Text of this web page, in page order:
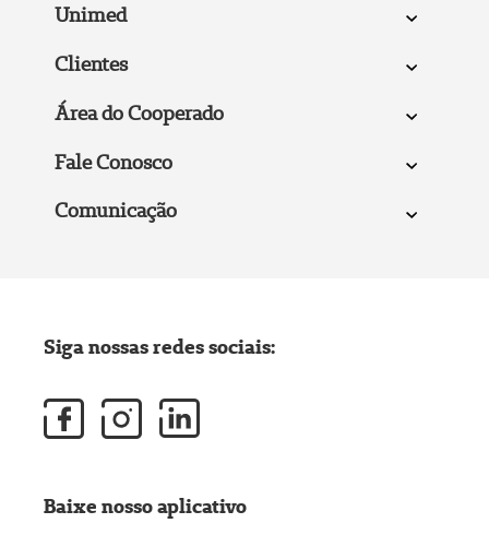
Unimed
Clientes
Área do Cooperado
Fale Conosco
Comunicação
Siga nossas redes sociais:
Baixe nosso aplicativo